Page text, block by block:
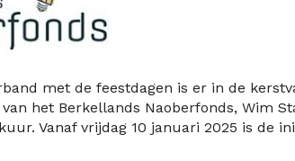
met de feestdagen is er in de
het Berkellands Naoberfonds, Wim
Vanaf vrijdag 10 januari 2025 is de